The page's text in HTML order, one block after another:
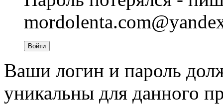
Войти
Ваши логин и пароль
уникальны для данного